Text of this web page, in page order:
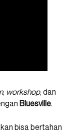
, workshop, dan
Bluesville.
bisa bertahan